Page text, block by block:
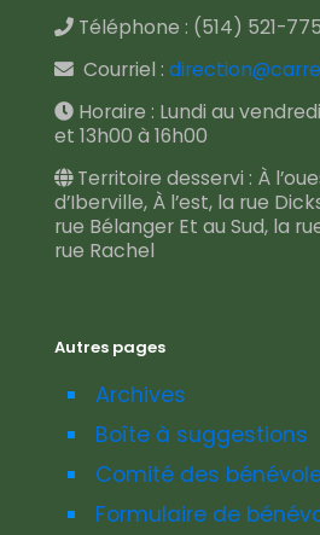
Téléphone : (514) 521-
Courriel :
Horaire : Lundi au
et 13h00 à 16h00
Territoire desservi : À
d’Iberville, À l’est, la rue
rue Bélanger Et au Sud, la
rue Rachel
Autres pages
Archives
Boîte à suggestions
Comité des
Formulaire de